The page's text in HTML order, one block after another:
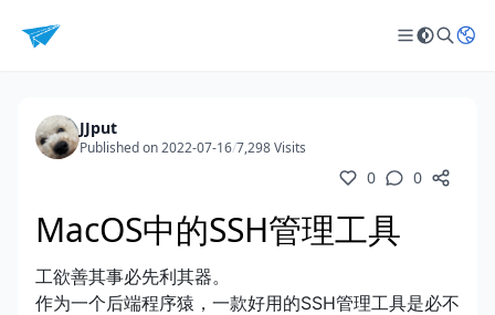
JJput
Published on 2022-07-16/7,298 Visits
0 0
MacOS中的SSH管理工具
工欲善其事必先利其器。
作为一个后端程序猿，一款好用的SSH管理工具是必不